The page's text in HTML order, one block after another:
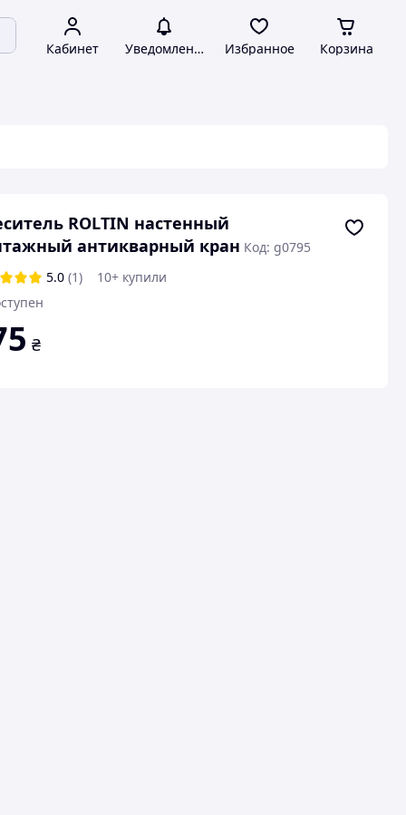
Кабинет Уведомления Избранное Корзина
ROLTIN настенный
антикварный кран Код: g0795
5.0 (1)
10+ купили
₴